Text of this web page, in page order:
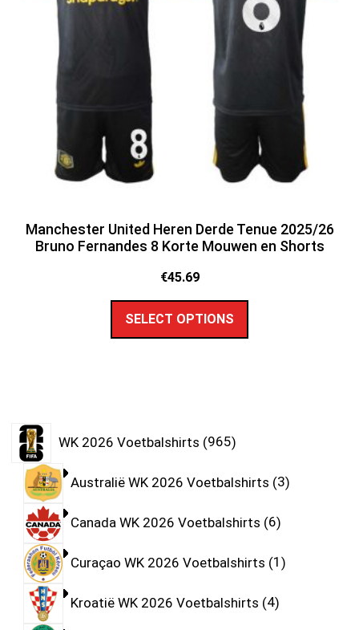
Manchester United Heren Derde Tenue 2025/26
Bruno Fernandes 8 Korte Mouwen en Shorts
€45.69
SELECT OPTIONS
WK 2026 Voetbalshirts 965
Australië WK 2026 Voetbalshirts 3
Canada WK 2026 Voetbalshirts 6
Curaçao WK 2026 Voetbalshirts 1
Kroatië WK 2026 Voetbalshirts 4